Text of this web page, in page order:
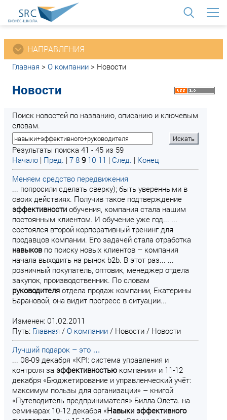
НАПРАВЛЕНИЯ
Главная > О компании > Новости
Новости
Поиск новостей по названию, описанию и ключевым
словам.
Результаты поиска 41 - 45 из 59
Начало | Пред. | 7 8 9 10 11 | След. | Конец
Меняем средство передвижения
... попросили сделать сверку); быть уверенными в
своих действиях. Получив такое подтверждение
эффективности обучения, компания стала нашим
постоянным клиентом. И обучение уже год... ...
состоялся второй корпоративный тренинг для
продавцов компании. Его задачей стала отработка
навыковпо поиску новых клиентов – компания
начала выходить на рынок b2b. В этот раз... ...
розничный покупатель, оптовик, менеджер отдела
закупок, производственник. По словам
руководителя отдела продаж компании, Екатерины
Барановой, она видит прогресс в ситуации...
Изменен: 01.02.2011
Путь: Главная / О компании / Новости / Новости
Лучший подарок – это …
... 08-09 декабря «KPI: система управления и
контроля за эффективностью компании» и 11-12
декабря «Бюджетирование и управленческий учёт:
максимум пользы для организации» – книгой
«Путеводитель предпринимателя» Билла Олета. на
семинарах 10-12 декабря «Навыки эффективного